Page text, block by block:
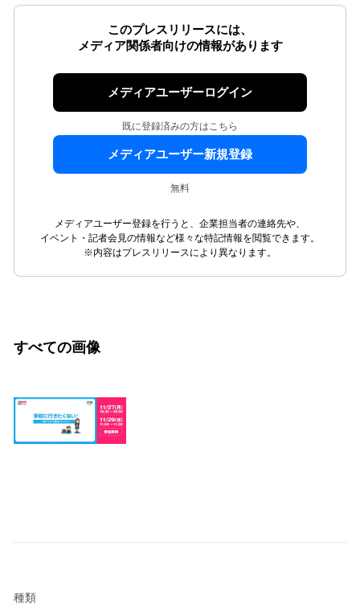
このプレスリリースには、
メディア関係者向けの情報があります
メディアユーザーログイン
既に登録済みの方はこちら
メディアユーザー新規登録
無料
メディアユーザー登録を行うと、企業担当者の連絡先や、
イベント・記者会見の情報など様々な特記情報を閲覧できます。
※内容はプレスリリースにより異なります。
すべての画像
種類